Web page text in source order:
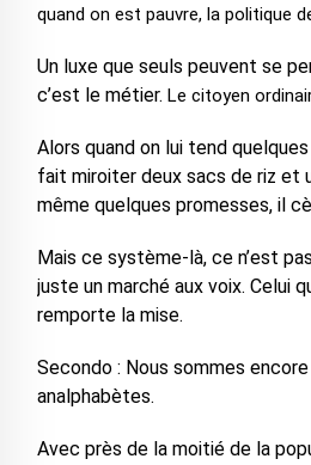
quand on est pauvre, la politique
Un luxe que seuls peuvent se
c’est le métier. Le citoyen
Alors quand on lui tend
fait miroiter deux sacs de riz et
même quelques promesses, il
Mais ce système-là, ce n’est
juste un marché aux voix. Celui
remporte la mise.
Secondo : Nous sommes
analphabètes.
Avec près de la moitié de la